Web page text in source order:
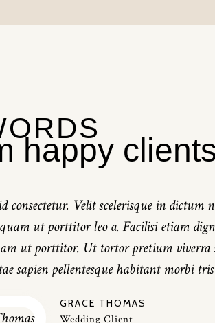
happy
Velit scelerisque in dictum
ut porttitor leo a. Facilisi etiam
ut porttitor. Ut tortor pretium viverra
sapien pellentesque habitant morbi
GRACE THOMAS
Wedding Client